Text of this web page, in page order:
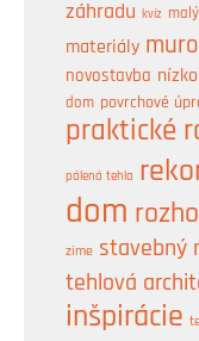
záhradu kvíz
materiály
novostavba
dom povrchové
praktické
pálená tehla
dom
zime stavebný
tehlová
inšpirácie